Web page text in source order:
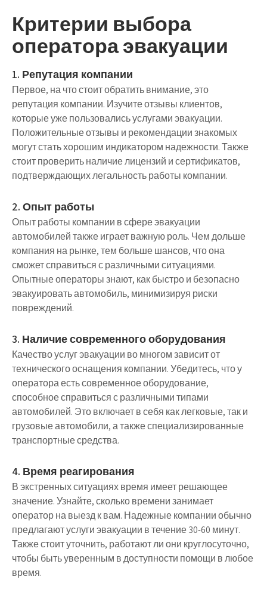
Критерии выбора
оператора эвакуации
1. Репутация компании
Первое, на что стоит обратить внимание, это
репутация компании. Изучите отзывы клиентов,
которые уже пользовались услугами эвакуации.
Положительные отзывы и рекомендации знакомых
могут стать хорошим индикатором надежности. Также
стоит проверить наличие лицензий и сертификатов,
подтверждающих легальность работы компании.
2. Опыт работы
Опыт работы компании в сфере эвакуации
автомобилей также играет важную роль. Чем дольше
компания на рынке, тем больше шансов, что она
сможет справиться с различными ситуациями.
Опытные операторы знают, как быстро и безопасно
эвакуировать автомобиль, минимизируя риски
повреждений.
3. Наличие современного оборудования
Качество услуг эвакуации во многом зависит от
технического оснащения компании. Убедитесь, что у
оператора есть современное оборудование,
способное справиться с различными типами
автомобилей. Это включает в себя как легковые, так и
грузовые автомобили, а также специализированные
транспортные средства.
4. Время реагирования
В экстренных ситуациях время имеет решающее
значение. Узнайте, сколько времени занимает
оператор на выезд к вам. Надежные компании обычно
предлагают услуги эвакуации в течение 30-60 минут.
Также стоит уточнить, работают ли они круглосуточно,
чтобы быть уверенным в доступности помощи в любое
время.